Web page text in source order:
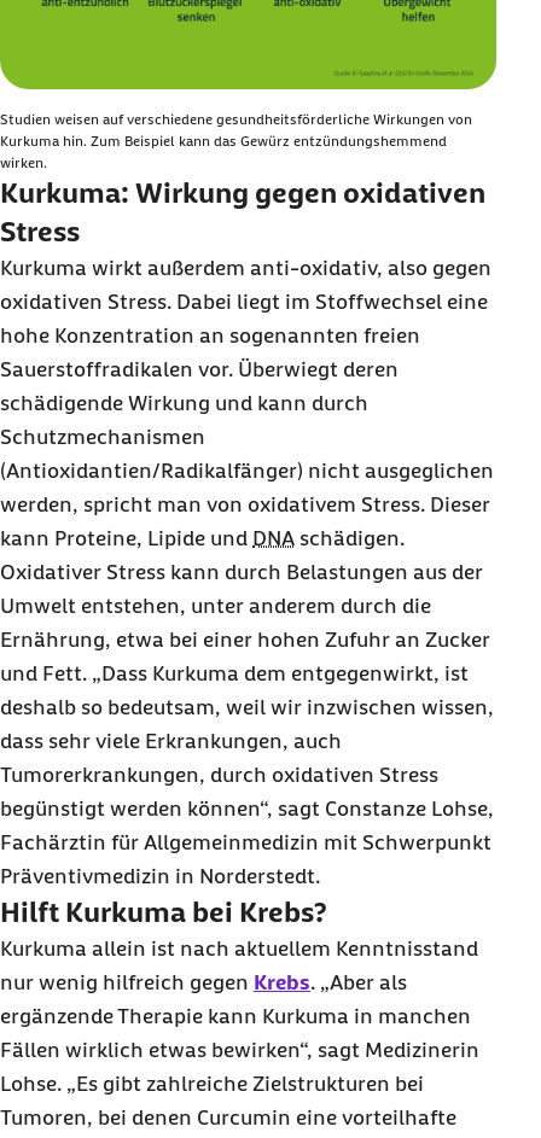
Studien weisen auf verschiedene gesundheitsförderliche Wirkungen von
Kurkuma hin. Zum Beispiel kann das Gewürz entzündungshemmend
wirken.
Kurkuma: Wirkung gegen oxidativen
Stress
Kurkuma wirkt außerdem anti-oxidativ, also gegen
oxidativen Stress. Dabei liegt im Stoffwechsel eine
hohe Konzentration an sogenannten freien
Sauerstoffradikalen vor. Überwiegt deren
schädigende Wirkung und kann durch
Schutzmechanismen
(Antioxidantien/Radikalfänger) nicht ausgeglichen
werden, spricht man von oxidativem Stress. Dieser
kann Proteine, Lipide und DNA schädigen.
Oxidativer Stress kann durch Belastungen aus der
Umwelt entstehen, unter anderem durch die
Ernährung, etwa bei einer hohen Zufuhr an Zucker
und Fett. „Dass Kurkuma dem entgegenwirkt, ist
deshalb so bedeutsam, weil wir inzwischen wissen,
dass sehr viele Erkrankungen, auch
Tumorerkrankungen, durch oxidativen Stress
begünstigt werden können“, sagt Constanze Lohse,
Fachärztin für Allgemeinmedizin mit Schwerpunkt
Präventivmedizin in Norderstedt.
Hilft Kurkuma bei Krebs?
Kurkuma allein ist nach aktuellem Kenntnisstand
nur wenig hilfreich gegen Krebs. „Aber als
ergänzende Therapie kann Kurkuma in manchen
Fällen wirklich etwas bewirken“, sagt Medizinerin
Lohse. „Es gibt zahlreiche Zielstrukturen bei
Tumoren, bei denen Curcumin eine vorteilhafte